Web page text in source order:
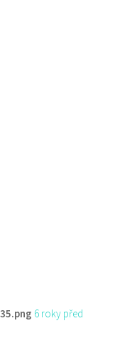
6 roky před